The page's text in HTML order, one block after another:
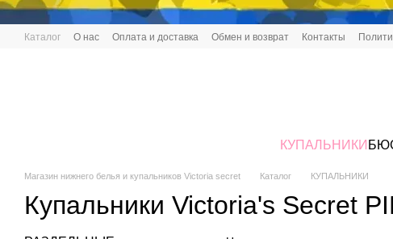
Перейти к основному контенту
Каталог О нас Оплата и доставка Обмен и возврат Контакты
КУПАЛЬНИКИ
Магазин нижнего белья и купальников Victoria secret Каталог КУПАЛЬНИКИ
Купальники Victoria's Secret